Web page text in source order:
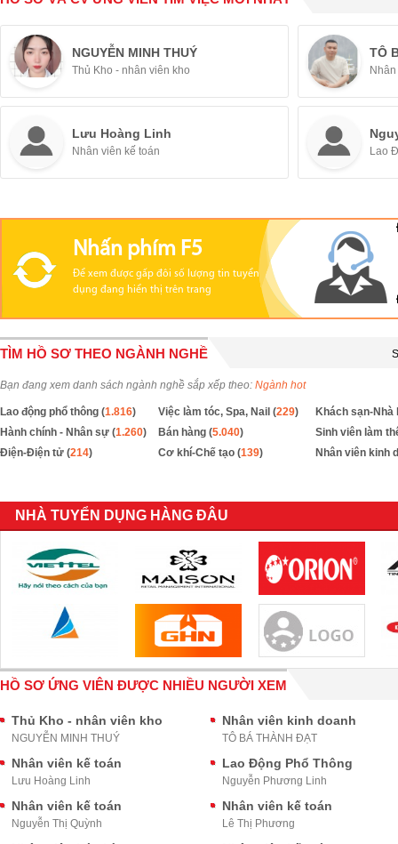
NGUYỄN MINH THUÝ
Thủ Kho - nhân viên kho
TÔ
Lưu Hoàng Linh
Nhân viên kế toán Lao
Nhấn phím F5
Để xem được gấp đôi số lượng tin tuyển
dụng đang hiển thị trên trang
TÌM HỒ SƠ THEO NGÀNH NGHỀ
Bạn đang xem danh sách ngành nghề sắp xếp theo: Ngành hot
Lao động phổ thông (1.816) Việc làm tóc, Spa, Nail (229)
Khách sạn-Nhà
Hành chính - Nhân sự (1.260) Bán hàng (5.040)
Sinh viên làm
Điện-Điện tử (214) Cơ khí-Chế tạo (139) Nhân viên kinh
NHÀ TUYỂN DỤNG HÀNG ĐÂU
HỒ SƠ ỨNG VIÊN ĐƯỢC NHIỀU NGƯỜI XEM
Thủ Kho - nhân viên kho
NGUYỄN MINH THUÝ
Nhân viên kinh doanh
TÔ BÁ THÀNH ĐẠT
Nhân viên kế toán
Lưu Hoàng Linh
Lao Động Phổ Thông
Nguyễn Phương Linh
Nhân viên kế toán
Nguyễn Thị Quỳnh
Nhân viên kế toán
Lê Thị Phương